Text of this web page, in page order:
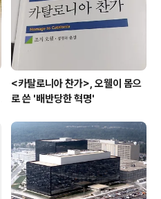
<카탈로니아 찬가>, 오웰이 몸으
로 쓴 '배반당한 혁명'